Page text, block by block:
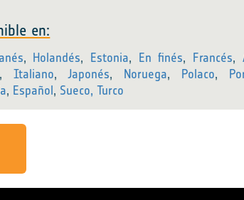
en:
, Holandés, Estonia, En finés, Francés,
, Italiano,Japonés, Noruega, Polaco,
, Español, Sueco, Turco